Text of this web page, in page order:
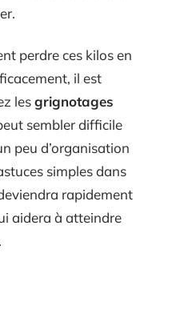
perdre ces kilos en
il est
lesgrignotages
sembler difficile
peu d’organisation
simples dans
rapidement
aidera à atteindre